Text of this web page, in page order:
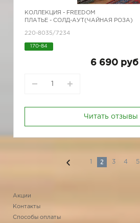
КОЛЛЕКЦИЯ - FREEDOM
ПЛАТЬЕ - СОЛД-АУТ(ЧАЙНАЯ РОЗА)
220-8035/7234
170-84
6 690 руб
Читать отзывы
1 2 3 4 5
Акции
Контакты
Способы оплаты